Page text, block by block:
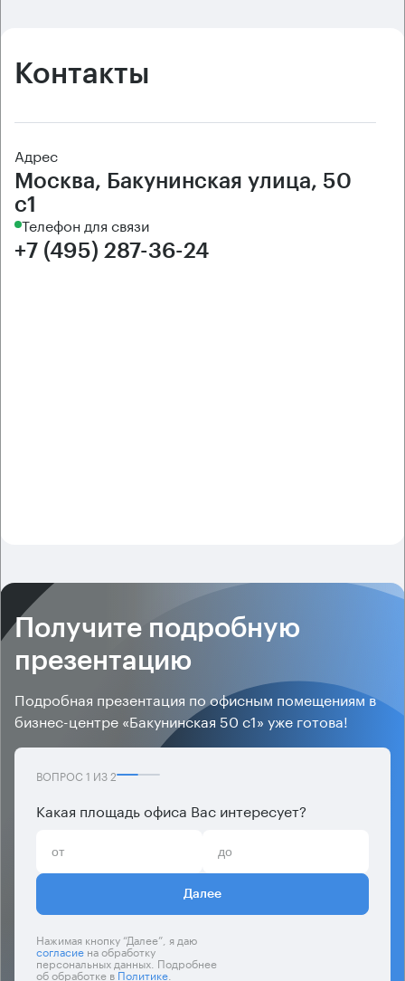
Контакты
Адрес
Москва, Бакунинская улица, 50
с1
Телефон для связи
+7 (495) 287-36-24
Получите подробную
презентацию
Подробная презентация по офисным помещениям в
бизнес-центре «Бакунинская 50 с1» уже готова!
ВОПРОС 1 ИЗ2
Какая площадь офиса Вас интересует?
Далее
Нажимая кнопку “Далее”, я даю
согласиена обработку
персональных данных. Подробнее
об обработке вПолитике.